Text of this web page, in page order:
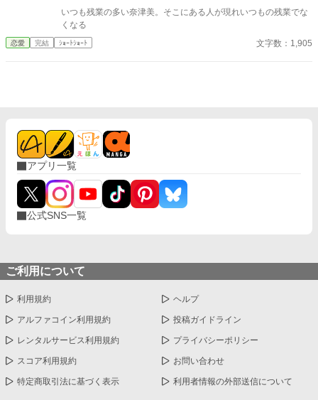
いつも残業の多い奈津美。そこにある人が現れいつもの残業でな
くなる
恋愛 完結 ｼｮｰﾄｼｮｰﾄ 文字数：1,905
アプリ一覧
公式SNS一覧
ご利用について
利用規約 ヘルプ
アルファコイン利用規約 投稿ガイドライン
レンタルサービス利用規約 プライバシーポリシー
スコア利用規約 お問い合わせ
特定商取引法に基づく表示 利用者情報の外部送信について